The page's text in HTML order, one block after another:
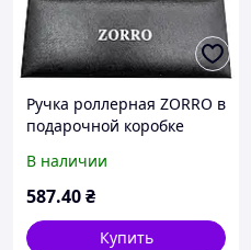
Ручка роллерная ZORRO в
подарочной коробке
вставками) 249
В наличии
587.40₴
Купить